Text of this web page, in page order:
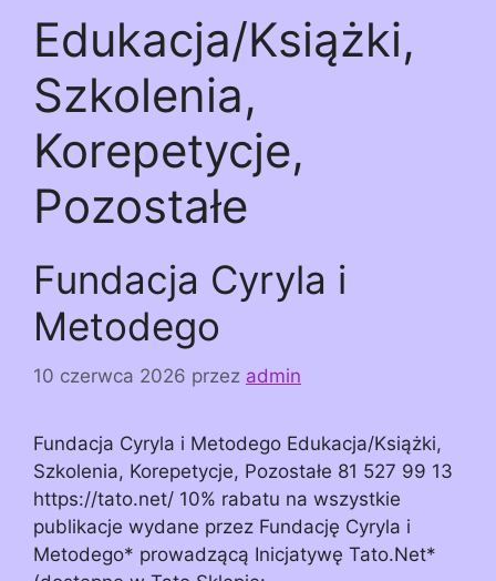
Edukacja/Książki,
Szkolenia,
Korepetycje,
Pozostałe
Fundacja Cyryla i
Metodego
10 czerwca 2026 przez admin
Fundacja Cyryla i Metodego Edukacja/Książki,
Szkolenia, Korepetycje, Pozostałe 81 527 99 13
https://tato.net/ 10% rabatu na wszystkie
publikacje wydane przez Fundację Cyryla i
Metodego* prowadzącą Inicjatywę Tato.Net*